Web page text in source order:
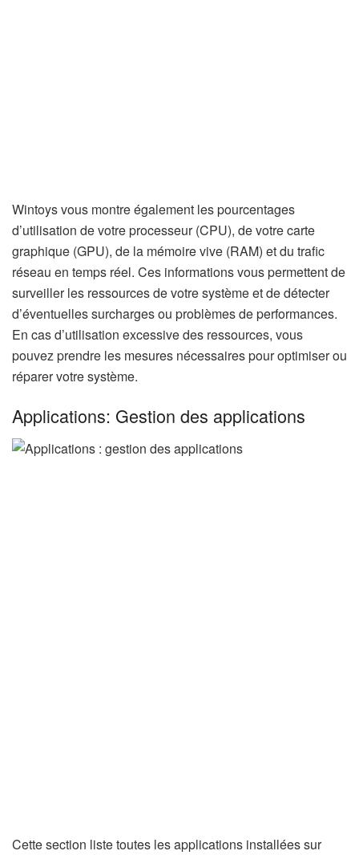
Wintoys vous montre également les pourcentages
d’utilisation de votre processeur (CPU), de votre carte
graphique (GPU), de la mémoire vive (RAM) et du trafic
réseau en temps réel. Ces informations vous permettent de
surveiller les ressources de votre système et de détecter
d’éventuelles surcharges ou problèmes de performances.
En cas d’utilisation excessive des ressources, vous
pouvez prendre les mesures nécessaires pour optimiser ou
réparer votre système.
Applications: Gestion des applications
Cette section liste toutes les applications installées sur